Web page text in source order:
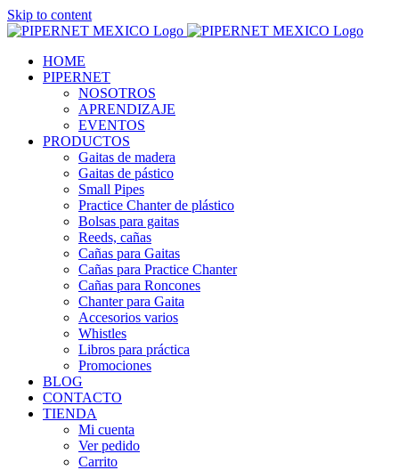
Skip to content
HOME
PIPERNET
NOSOTROS
APRENDIZAJE
EVENTOS
PRODUCTOS
Gaitas de madera
Gaitas de pástico
Small Pipes
Practice Chanter de plástico
Bolsas para gaitas
Reeds, cañas
Cañas para Gaitas
Cañas para Practice Chanter
Cañas para Roncones
Chanter para Gaita
Accesorios varios
Whistles
Libros para práctica
Promociones
BLOG
CONTACTO
TIENDA
Mi cuenta
Ver pedido
Carrito